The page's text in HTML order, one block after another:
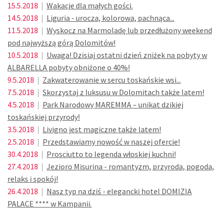
15.5.2018 | Wakacje dla małych gości.
14.5.2018 | Liguria - urocza, kolorowa, pachnąca...
11.5.2018 | Wyskocz na Marmoladę lub przedłużony weekend
pod najwyższą górą Dolomitów!
10.5.2018 | Uwaga! Dzisiaj ostatni dzień zniżek na pobyty w
ALBARELLA pobyty obniżone o 40%!
9.5.2018 | Zakwaterowanie w sercu toskańskie wsi...
7.5.2018 | Skorzystaj z luksusu w Dolomitach także latem!
4.5.2018 | Park Narodowy MAREMMA – unikat dzikiej
toskańskiej przyrody!
3.5.2018 | Livigno jest magiczne także latem!
2.5.2018 | Przedstawiamy nowość w naszej ofercie!
30.4.2018 | Prosciutto to legenda włoskiej kuchni!
27.4.2018 | Jezioro Misurina - romantyzm, przyroda, pogoda,
relaks i spokój!
26.4.2018 | Nasz typ na dziś - elegancki hotel DOMIZIA
PALACE **** w Kampanii.